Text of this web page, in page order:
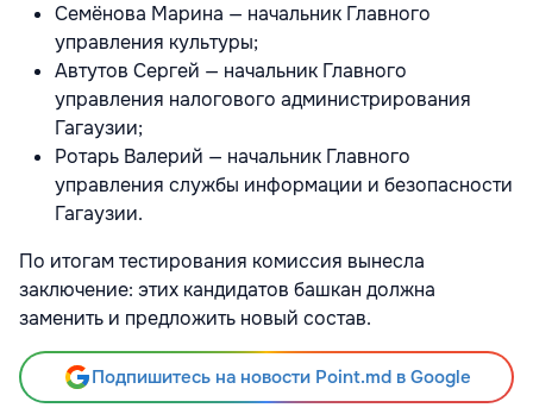
Семёнова Марина — начальник Главного
управления культуры;
Автутов Сергей — начальник Главного
управления налогового администрирования
Гагаузии;
Ротарь Валерий — начальник Главного
управления службы информации и безопасности
Гагаузии.
По итогам тестирования комиссия вынесла
заключение: этих кандидатов башкан должна
заменить и предложить новый состав.
Подпишитесь на новости Point.md в Google